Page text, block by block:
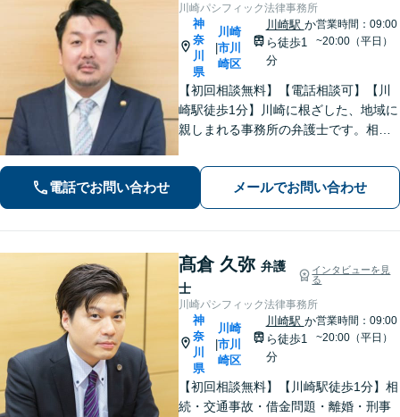
川崎パシフィック法律事務所
神
奈
川
県
|
川崎
市川
崎区
川崎駅 か
ら徒歩1
分
営業時間：09:00
~20:00（平日）
【初回相談無料】【電話相談可】【川
崎駅徒歩1分】川崎に根ざした、地域に
親しまれる事務所の弁護士です。相
って対応致します。クチコミ・リピー
ターの方多数。お気軽にご相談くださ
い。
電話でお問い合わせ メールでお問い合わせ
髙倉 久弥 弁護
士
インタビューを見
る
川崎パシフィック法律事務所
神
奈
川
県
|
川崎
市川
崎区
川崎駅 か
ら徒歩1
分
営業時間：09:00
~20:00（平日）
【初回相談無料】【川崎駅徒歩1分】相
続・交通事故・借金問題・離婚・刑事